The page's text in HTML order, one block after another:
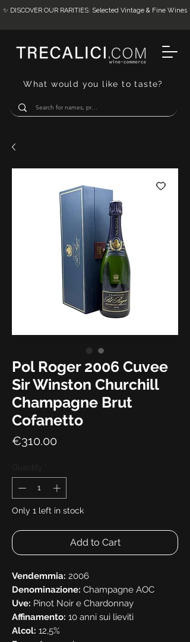
What would you like to taste?
✨ DISCOVER OUR RARITIES: Selected Vintage & Fine Wines
Pol Roger 2006 Cuvee
Sir Winston Churchill
Champagne Brut
Cofanetto
€310.00
Only 1 left in stock
Add to Cart
Vendemmia: 2006
Denominazione: Champagne AOC
Uve: Pinot Noir e Chardonnay
Affinamento: 10 anni sui lieviti
Alcol: 12,5%